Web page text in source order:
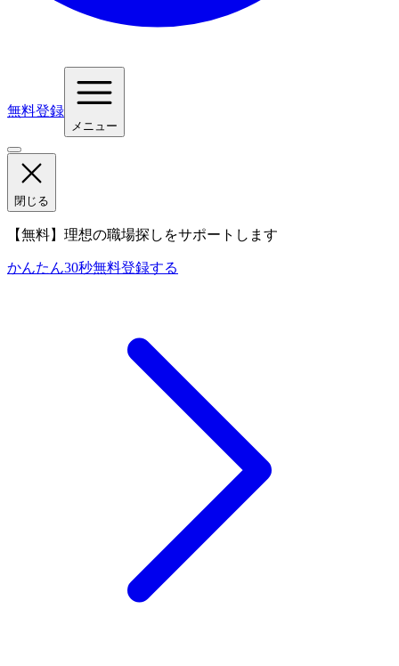
無料登録
メニュー
閉じる
【無料】理想の職場探しをサポートします
かんたん30秒無料登録する